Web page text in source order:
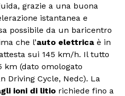
grazie a una buona
istantanea e
possibile da un baricentro
che l’auto elettrica è in
sui 145 km/h. Il tutto
km (dato omologato
Driving Cycle, Nedc). La
ioni di litio richiede fino a